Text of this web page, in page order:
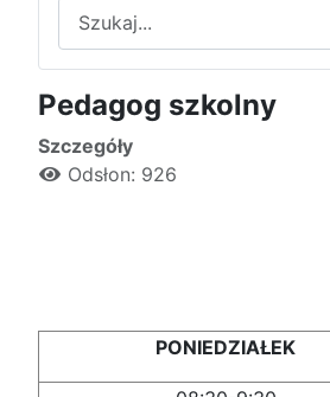
Pedagog szkolny
Szczegóły
Odsłon: 926
PONIEDZIAŁEK